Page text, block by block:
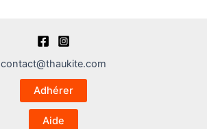
contact@thaukite.com
Adhérer
Aide